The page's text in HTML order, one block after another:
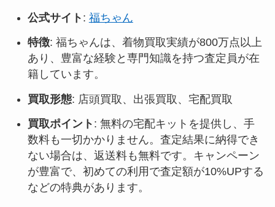
公式サイト : 福ちゃん
特徴: 福ちゃんは、着物買取実績が800万点以上
あり、豊富な経験と専門知識を持つ査定員が在
籍しています。
買取形態: 店頭買取、出張買取、宅配買取
買取ポイント : 無料の宅配キットを提供し、手
数料も一切かかりません。査定結果に納得でき
ない場合は、返送料も無料です。キャンペーン
が豊富で、初めての利用で査定額が10%UPする
などの特典があります。